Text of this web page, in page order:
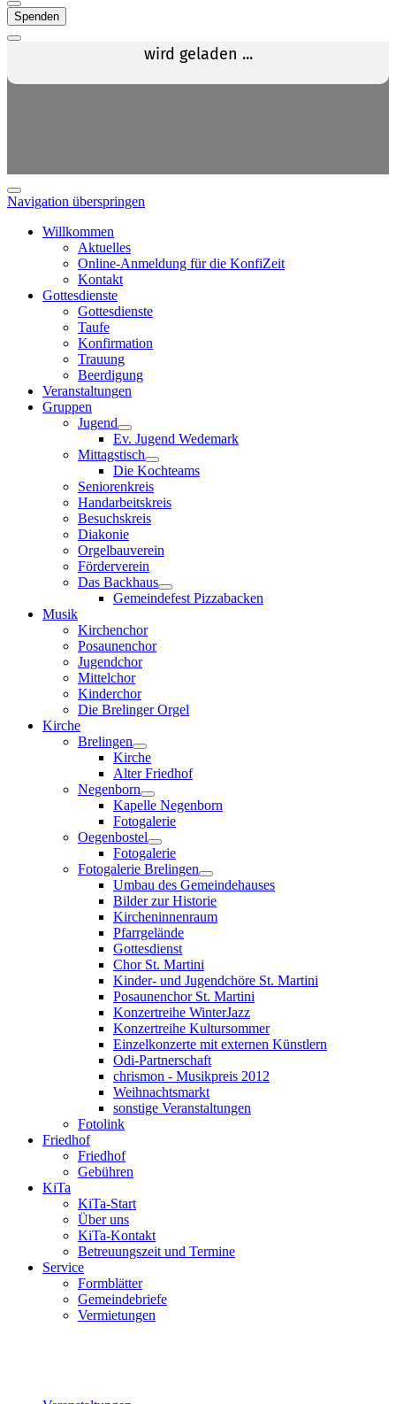
Spenden
Navigation überspringen
Willkommen
Aktuelles
Online-Anmeldung für die KonfiZeit
Kontakt
Gottesdienste
Gottesdienste
Taufe
Konfirmation
Trauung
Beerdigung
Veranstaltungen
Gruppen
Jugend
Ev. Jugend Wedemark
Mittagstisch
Die Kochteams
Seniorenkreis
Handarbeitskreis
Besuchskreis
Diakonie
Orgelbauverein
Förderverein
Das Backhaus
Gemeindefest Pizzabacken
Musik
Kirchenchor
Posaunenchor
Jugendchor
Mittelchor
Kinderchor
Die Brelinger Orgel
Kirche
Brelingen
Kirche
Alter Friedhof
Negenborn
Kapelle Negenborn
Fotogalerie
Oegenbostel
Fotogalerie
Fotogalerie Brelingen
Umbau des Gemeindehauses
Bilder zur Historie
Kircheninnenraum
Pfarrgelände
Gottesdienst
Chor St. Martini
Kinder- und Jugendchöre St. Martini
Posaunenchor St. Martini
Konzertreihe WinterJazz
Konzertreihe Kultursommer
Einzelkonzerte mit externen Künstlern
Odi-Partnerschaft
chrismon - Musikpreis 2012
Weihnachtsmarkt
sonstige Veranstaltungen
Fotolink
Friedhof
Friedhof
Gebühren
KiTa
KiTa-Start
Über uns
KiTa-Kontakt
Betreuungszeit und Termine
Service
Formblätter
Gemeindebriefe
Vermietungen